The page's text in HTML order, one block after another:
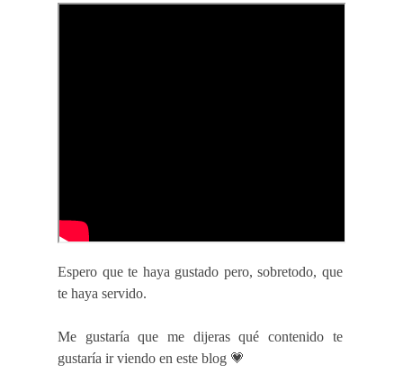
Espero que te haya gustado pero, sobretodo, que
te haya servido.
Me gustaría que me dijeras qué contenido te
gustaría ir viendo en este blog 💗